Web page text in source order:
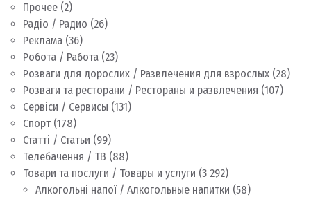
Прочее (2)
Радіо / Радио (26)
Реклама (36)
Робота / Работа (23)
Розваги для дорослих / Развлечения для взрослых (28)
Розваги та ресторани / Рестораны и развлечения (107)
Сервіси / Сервисы (131)
Спорт (178)
Статті / Статьи (99)
Телебачення / ТВ (88)
Товари та послуги / Товары и услуги (3 292)
Алкогольні напої / Алкогольные напитки (58)